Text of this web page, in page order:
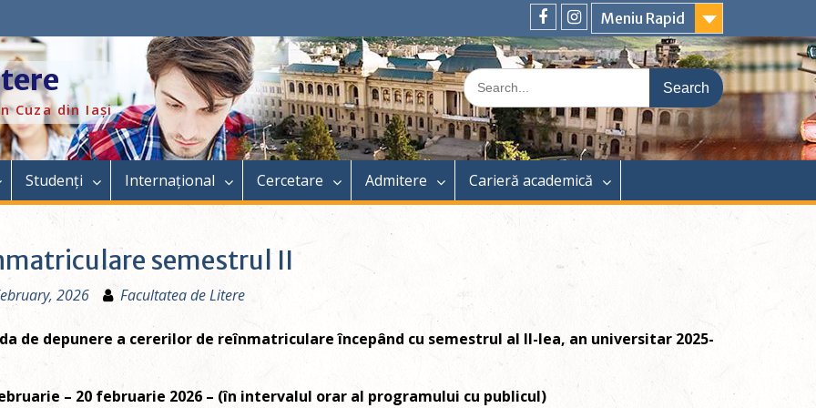
Meniu Rapid
FacebookInstagram
Cuza din Iași
Search
for:
Studenți Internațional Cercetare Admitere Carieră academică
semestrul II
2026 Facultatea de Litere
de depunere a cererilor de reînmatriculare începând cu semestrul al II-lea, an universitar 2025-
– 20 februarie 2026 – (în intervalul orar al programului cu publicul)